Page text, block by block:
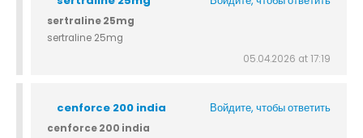
sertraline 25mg
sertraline 25mg
05.04.2026 at 17:19
cenforce 200 india Войдите, чтобы ответить
cenforce 200 india